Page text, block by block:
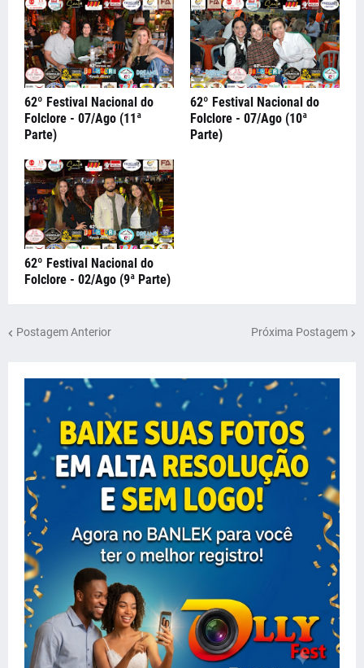
62º Festival Nacional do
Folclore - 07/Ago (11ª
Parte)
62º Festival Nacional do
Folclore - 07/Ago (10ª
Parte)
62º Festival Nacional do
Folclore - 02/Ago (9ª Parte)
Postagem Anterior Próxima Postagem